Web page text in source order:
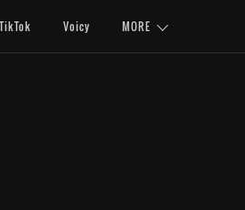
TikTok Voicy MORE